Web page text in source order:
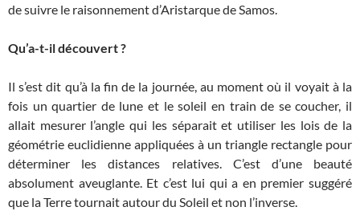
de suivre le raisonnement d’Aristarque de Samos.
Qu’a-t-il découvert ?
Il s’est dit qu’à la fin de la journée, au moment où il voyait à la
fois un quartier de lune et le soleil en train de se coucher, il
allait mesurer l’angle qui les séparait et utiliser les lois de la
géométrie euclidienne appliquées à un triangle rectangle pour
déterminer les distances relatives. C’est d’une beauté
absolument aveuglante. Et c’est lui qui a en premier suggéré
que la Terre tournait autour du Soleil et non l’inverse.